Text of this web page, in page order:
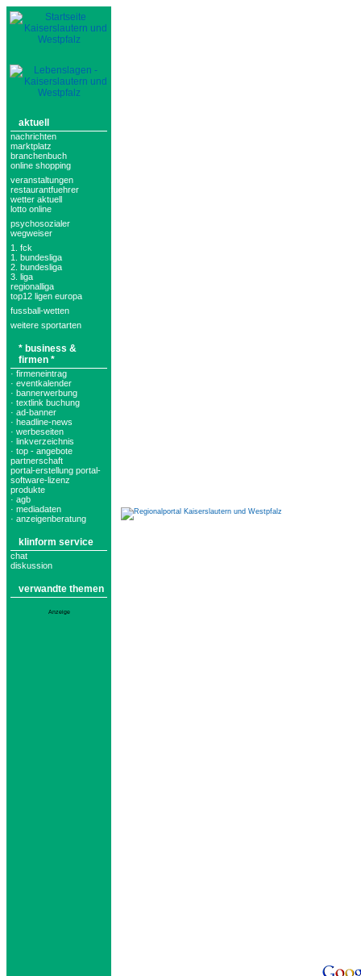
aktuell
nachrichten
marktplatz
branchenbuch
online shopping
veranstaltungen
restaurantfuehrer
wetter aktuell
lotto online
psychosozialer
wegweiser
1. fck
1. bundesliga
2. bundesliga
3. liga
regionalliga
top12 ligen europa
fussball-wetten
weitere sportarten
* business &
firmen *
· firmeneintrag
· eventkalender
· bannerwerbung
· textlink buchung
· ad-banner
· headline-news
· werbeseiten
· linkverzeichnis
· top - angebote
partnerschaft
portal-erstellung portal-
software-lizenz
produkte
· agb
· mediadaten
· anzeigenberatung
klinform service
chat
diskussion
verwandte themen
Anzeige